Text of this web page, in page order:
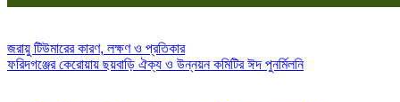
Post
navigation
জরায়ু টিউমারের কারণ, লক্ষণ ও প্রতিকার
ফরিদগঞ্জের কেরোয়ায় ছয়বাড়ি ঐক্য ও উন্নয়ন কমিটির ঈদ পুনর্মিলনি